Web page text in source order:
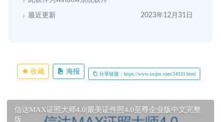
最近更新 2023年12月31日
收藏 海报 分享链接：https://www.xxrjm.com/24333.html
信达MAX证照大师4.0|最美证件照4.0至尊企业版中文完整
版